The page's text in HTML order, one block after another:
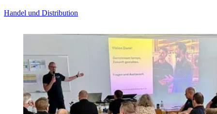
Handel und Distribution